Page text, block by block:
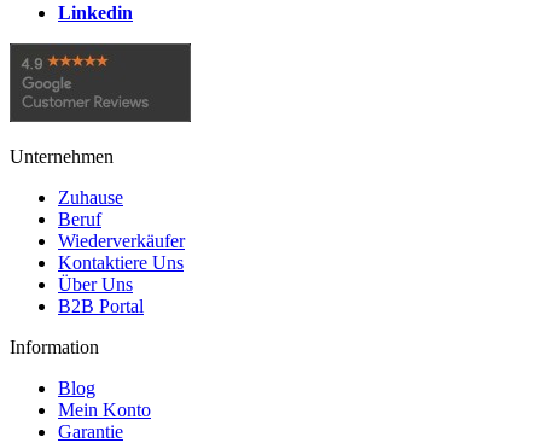
Linkedin
Unternehmen
Zuhause
Beruf
Wiederverkäufer
Kontaktiere Uns
Über Uns
B2B Portal
Information
Blog
Mein Konto
Garantie